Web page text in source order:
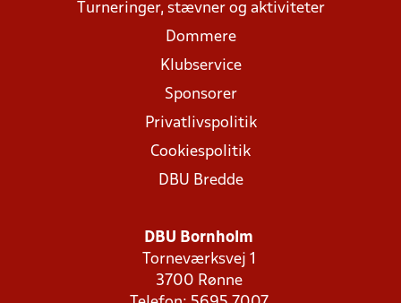
Turneringer, stævner og aktiviteter
Dommere
Klubservice
Sponsorer
Privatlivspolitik
Cookiespolitik
DBU Bredde
DBU Bornholm
Torneværksvej 1
3700 Rønne